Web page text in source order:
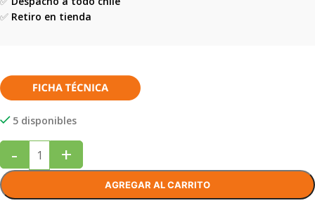
✅ Retiro en tienda
5 disponibles
- +
AGREGAR AL CARRITO